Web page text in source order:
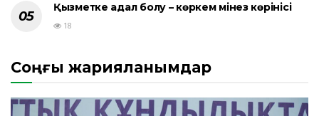
Қызметке адал болу – көркем мінез көрінісі
18
Соңғы жарияланымдар